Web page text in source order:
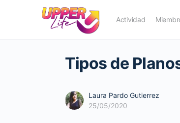
Actividad
Tipos de
Laura Pardo Gutierrez
25/05/2020